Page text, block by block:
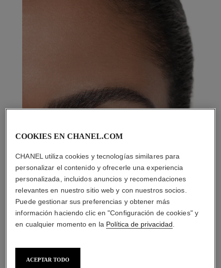
LA COMBINACIÓN PERFECTA
COOKIES EN CHANEL.COM
CHANEL utiliza cookies y tecnologías similares para
personalizar el contenido y ofrecerle una experiencia
personalizada, incluidos anuncios y recomendaciones
relevantes en nuestro sitio web y con nuestros socios.
Puede gestionar sus preferencias y obtener más
información haciendo clic en "Configuración de cookies" y
en cualquier momento en la Política de privacidad
ACEPTAR TODO